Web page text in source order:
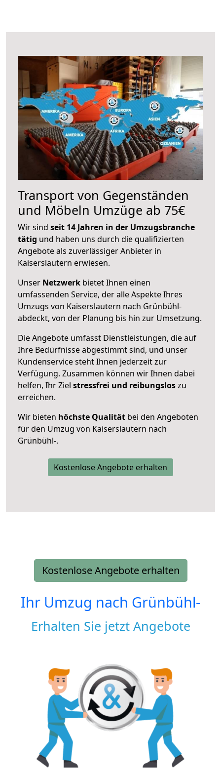
Transport von Gegenständen
und Möbeln Umzüge ab 75€
Wir sind seit 14 Jahren in der Umzugsbranche
tätig und haben uns durch die qualifizierten
Angebote als zuverlässiger Anbieter in
Kaiserslautern erwiesen.
Unser Netzwerk bietet Ihnen einen
umfassenden Service, der alle Aspekte Ihres
Umzugs von Kaiserslautern nach Grünbühl-
abdeckt, von der Planung bis hin zur Umsetzung.
Die Angebote umfasst Dienstleistungen, die auf
Ihre Bedürfnisse abgestimmt sind, und unser
Kundenservice steht Ihnen jederzeit zur
Verfügung. Zusammen können wir Ihnen dabei
helfen, Ihr Ziel stressfrei und reibungsloszu
erreichen.
Wir bieten höchste Qualität bei den Angeboten
für den Umzug von Kaiserslautern nach
Grünbühl-.
Kostenlose Angebote erhalten
Kostenlose Angebote erhalten
Ihr Umzug nach Grünbühl-
Erhalten Sie jetzt Angebote